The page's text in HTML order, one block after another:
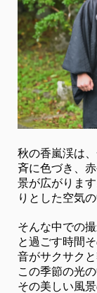
秋の香嵐渓は
斉に色づき、
景が広がりま
りとした空気
そんな中での
と過ごす時間
音がサクサク
この季節の光
その美しい風